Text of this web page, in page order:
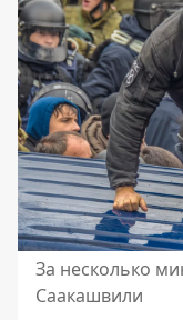
За несколько
Саакашвили